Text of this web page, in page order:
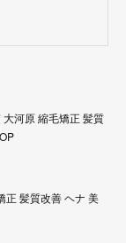
河原 縮毛矯正 髪質
正 髪質改善 ヘナ 美